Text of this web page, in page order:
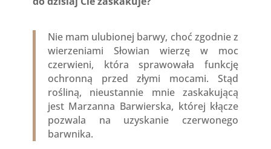
Nie mam ulubionej barwy, choć zgodnie z
wierzeniami Słowian wierzę w moc
czerwieni, która sprawowała funkcję
ochronną przed złymi mocami. Stąd
rośliną, nieustannie mnie zaskakującą
jest Marzanna Barwierska, której kłącze
pozwala na uzyskanie czerwonego
barwnika.